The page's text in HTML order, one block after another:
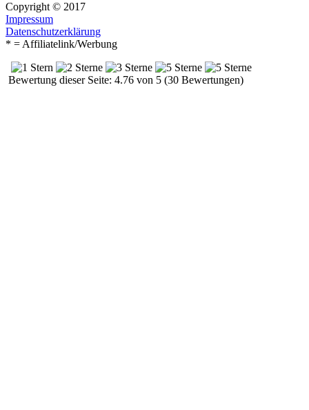
Copyright © 2017
Impressum
Datenschutzerklärung
* = Affiliatelink/Werbung
Bewertung dieser Seite: 4.76 von 5 (30 Bewertungen)